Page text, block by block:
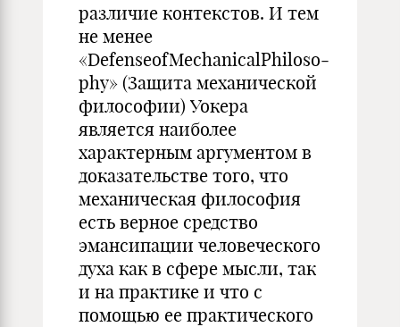
различие контекстов. И тем
не менее
«DefenseofMechanicalPhiloso­
phy» (Защита механической
философии) Уокера
является наиболее
характерным аргументом в
доказательстве того, что
механическая философия
есть верное средство
эмансипации человеческого
духа как в сфере мысли, так
и на практике и что с
помощью ее практи­ческого